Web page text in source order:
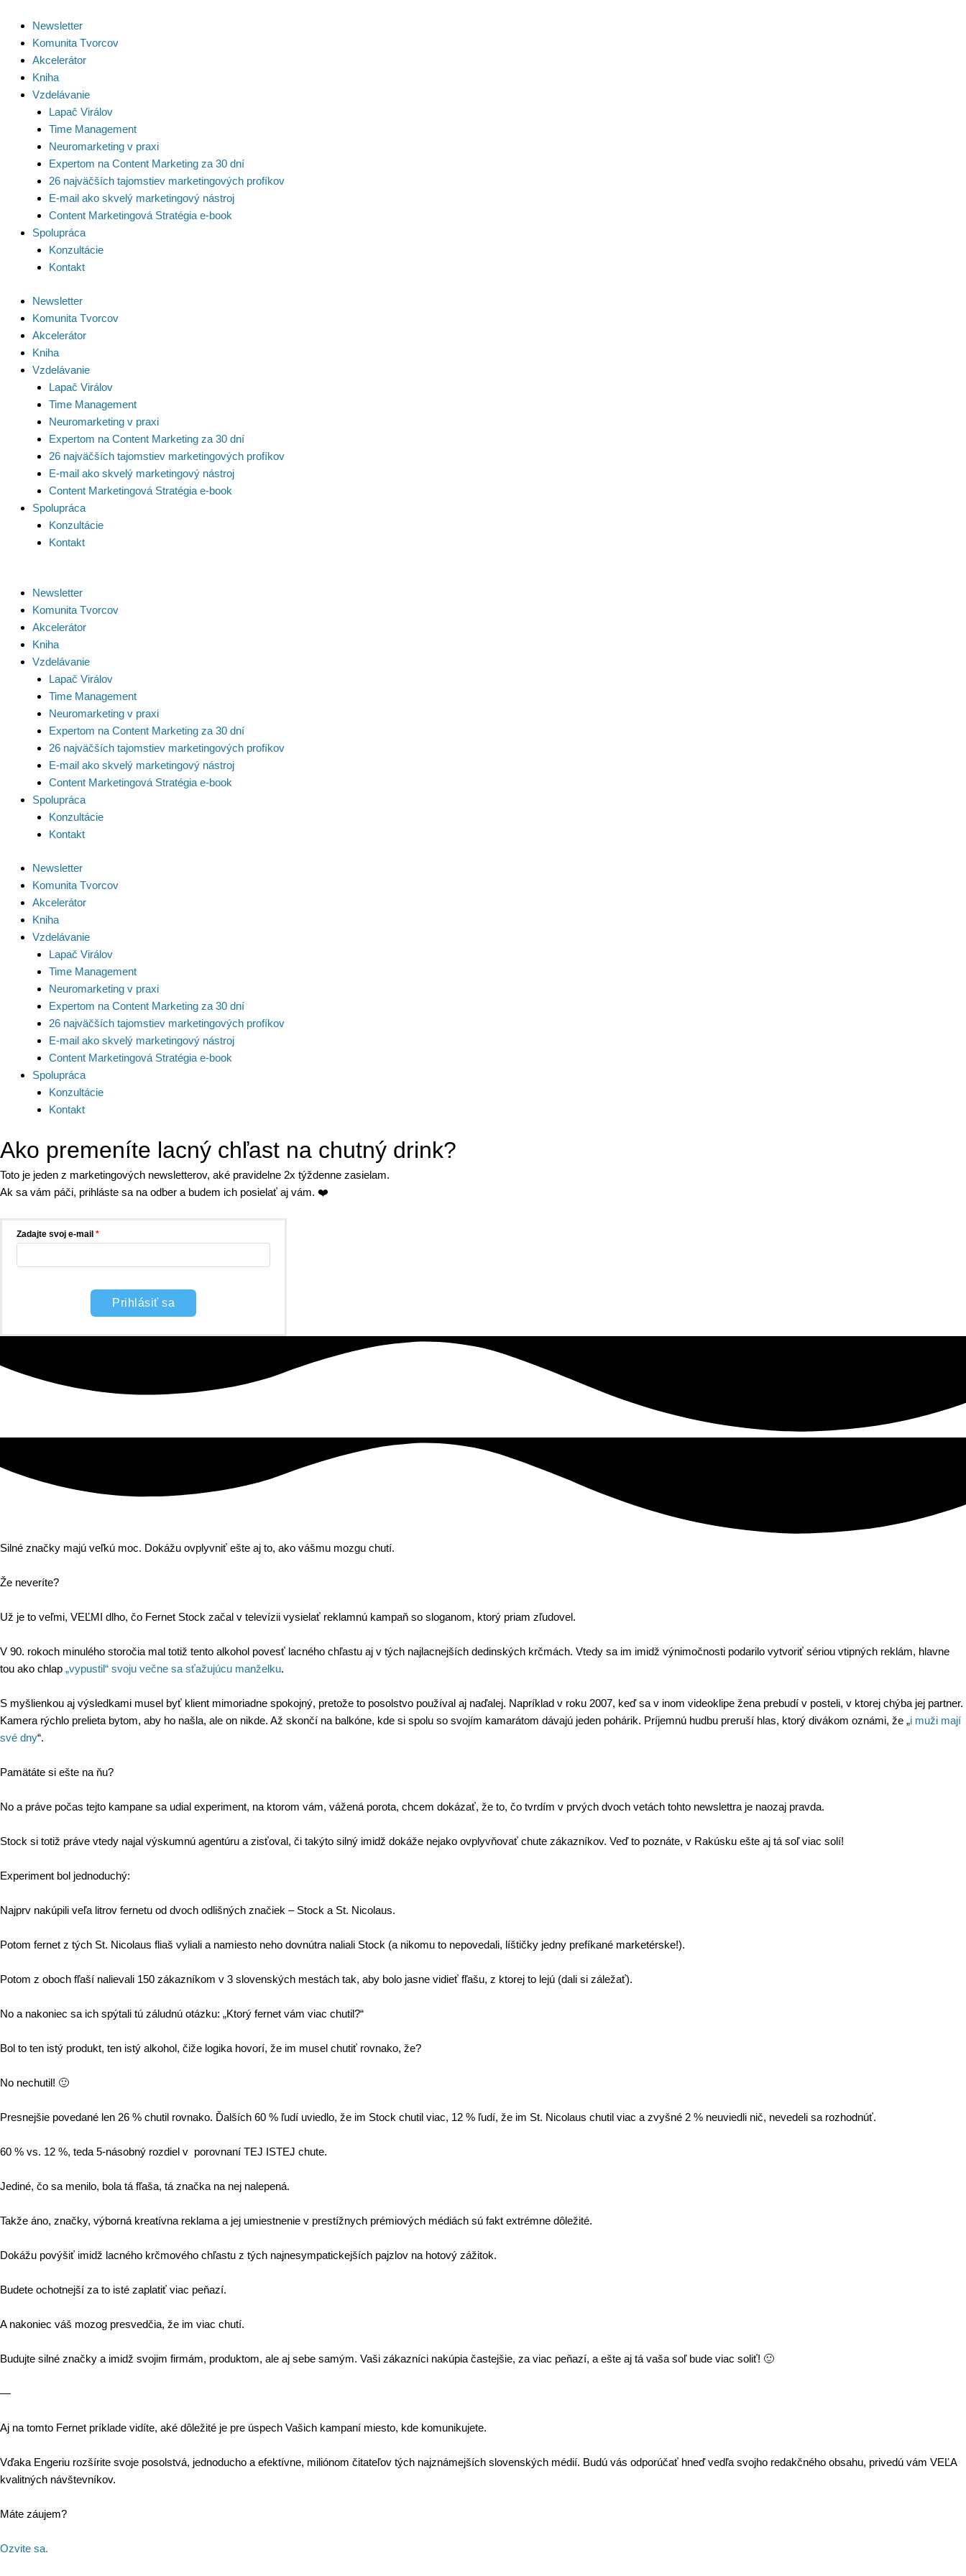
obsah
Newsletter
Komunita Tvorcov
Akcelerátor
Kniha
Vzdelávanie
Lapač Virálov
Time Management
Neuromarketing v praxi
Expertom na Content Marketing za 30 dní
26 najväčších tajomstiev marketingových profíkov
E-mail ako skvelý marketingový nástroj
Content Marketingová Stratégia e-book
Spolupráca
Konzultácie
Kontakt
Newsletter
Komunita Tvorcov
Akcelerátor
Kniha
Vzdelávanie
Lapač Virálov
Time Management
Neuromarketing v praxi
Expertom na Content Marketing za 30 dní
26 najväčších tajomstiev marketingových profíkov
E-mail ako skvelý marketingový nástroj
Content Marketingová Stratégia e-book
Spolupráca
Konzultácie
Kontakt
Newsletter
Komunita Tvorcov
Akcelerátor
Kniha
Vzdelávanie
Lapač Virálov
Time Management
Neuromarketing v praxi
Expertom na Content Marketing za 30 dní
26 najväčších tajomstiev marketingových profíkov
E-mail ako skvelý marketingový nástroj
Content Marketingová Stratégia e-book
Spolupráca
Konzultácie
Kontakt
Newsletter
Komunita Tvorcov
Akcelerátor
Kniha
Vzdelávanie
Lapač Virálov
Time Management
Neuromarketing v praxi
Expertom na Content Marketing za 30 dní
26 najväčších tajomstiev marketingových profíkov
E-mail ako skvelý marketingový nástroj
Content Marketingová Stratégia e-book
Spolupráca
Konzultácie
Kontakt
Ako premeníte lacný chľast na chutný drink?
Toto je jeden z marketingových newsletterov, aké pravidelne 2x týždenne zasielam.
Ak sa vám páči, prihláste sa na odber a budem ich posielať aj vám. ❤️
Zadajte svoj e-mail
Prihlásiť sa
Silné značky majú veľkú moc. Dokážu ovplyvniť ešte aj to, ako vášmu mozgu chutí.
Že neveríte?
Už je to veľmi, VEĽMI dlho, čo Fernet Stock začal v televízii vysielať reklamnú kampaň so sloganom, ktorý priam zľudovel.
V 90. rokoch minulého storočia mal totiž tento alkohol povesť lacného chľastu aj v tých najlacnejších dedinských krčmách. Vtedy sa im imidž výnimočnosti podarilo vytvoriť sériou vtipných reklám, hlavne
tou ako chlap „vypustil“ svoju večne sa sťažujúcu manželku.
S myšlienkou aj výsledkami musel byť klient mimoriadne spokojný, pretože to posolstvo používal aj naďalej. Napríklad v roku 2007, keď sa v inom videoklipe žena prebudí v posteli, v ktorej chýba jej partner.
Kamera rýchlo prelieta bytom, aby ho našla, ale on nikde. Až skončí na balkóne, kde si spolu so svojím kamarátom dávajú jeden pohárik. Príjemnú hudbu preruší hlas, ktorý divákom oznámi, že „i muži mají
své dny“.
Pamätáte si ešte na ňu?
No a práve počas tejto kampane sa udial experiment, na ktorom vám, vážená porota, chcem dokázať, že to, čo tvrdím v prvých dvoch vetách tohto newslettra je naozaj pravda.
Stock si totiž práve vtedy najal výskumnú agentúru a zisťoval, či takýto silný imidž dokáže nejako ovplyvňovať chute zákazníkov. Veď to poznáte, v Rakúsku ešte aj tá soľ viac solí!
Experiment bol jednoduchý:
Najprv nakúpili veľa litrov fernetu od dvoch odlišných značiek – Stock a St. Nicolaus.
Potom fernet z tých St. Nicolaus fliaš vyliali a namiesto neho dovnútra naliali Stock (a nikomu to nepovedali, líštičky jedny prefíkané marketérske!).
Potom z oboch fľaší nalievali 150 zákazníkom v 3 slovenských mestách tak, aby bolo jasne vidieť fľašu, z ktorej to lejú (dali si záležať).
No a nakoniec sa ich spýtali tú záludnú otázku: „Ktorý fernet vám viac chutil?“
Bol to ten istý produkt, ten istý alkohol, čiže logika hovorí, že im musel chutiť rovnako, že?
No nechutil! 🙂
Presnejšie povedané len 26 % chutil rovnako. Ďalších 60 % ľudí uviedlo, že im Stock chutil viac, 12 % ľudí, že im St. Nicolaus chutil viac a zvyšné 2 % neuviedli nič, nevedeli sa rozhodnúť.
60 % vs. 12 %, teda 5-násobný rozdiel v porovnaní TEJ ISTEJ chute.
Jediné, čo sa menilo, bola tá fľaša, tá značka na nej nalepená.
Takže áno, značky, výborná kreatívna reklama a jej umiestnenie v prestížnych prémiových médiách sú fakt extrémne dôležité.
Dokážu povýšiť imidž lacného krčmového chľastu z tých najnesympatickejších pajzlov na hotový zážitok.
Budete ochotnejší za to isté zaplatiť viac peňazí.
A nakoniec váš mozog presvedčia, že im viac chutí.
Budujte silné značky a imidž svojim firmám, produktom, ale aj sebe samým. Vaši zákazníci nakúpia častejšie, za viac peňazí, a ešte aj tá vaša soľ bude viac soliť! 🙂
—
Aj na tomto Fernet príklade vidíte, aké dôležité je pre úspech Vašich kampaní miesto, kde komunikujete.
Vďaka Engeriu rozšírite svoje posolstvá, jednoducho a efektívne, miliónom čitateľov tých najznámejších slovenských médií. Budú vás odporúčať hneď vedľa svojho redakčného obsahu, privedú vám VEĽA
kvalitných návštevníkov.
Máte záujem?
Ozvite sa.